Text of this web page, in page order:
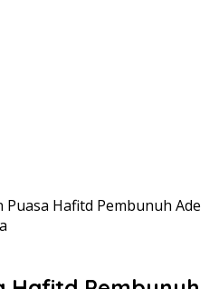
Puasa Hafitd Pembunuh Ade